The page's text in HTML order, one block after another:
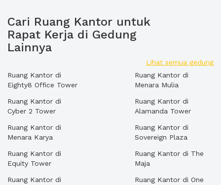
Cari Ruang Kantor untuk
Rapat Kerja di Gedung
Lainnya
Lihat semua gedung
Ruang Kantor di
Eighty8 Office Tower
Ruang Kantor di
Cyber 2 Tower
Ruang Kantor di
Menara Karya
Ruang Kantor di
Equity Tower
Ruang Kantor di
Ruang Kantor di
Menara Mulia
Ruang Kantor di
Alamanda Tower
Ruang Kantor di
Sovereign Plaza
Ruang Kantor di The
Maja
Ruang Kantor di One